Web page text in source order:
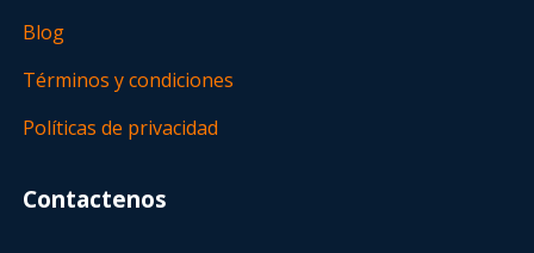
Blog
Términos y condiciones
Políticas de privacidad
Contactenos